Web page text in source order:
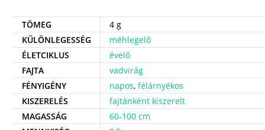
TÖMEG
4 g
KÜLÖNLEGESSÉG
méhlegelő
ÉLETCIKLUS
évelő
FAJTA
vadvirág
FÉNYIGÉNY
napos,félárnyékos
KISZERELÉS
fajtánként kiszerelt
MAGASSÁG
60-100 cm